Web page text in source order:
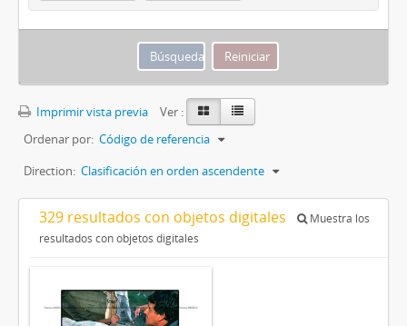
Imprimir vista previa
Ver :
Ordenar por: Código de referencia
Direction: Clasificación en orden ascendente
329 resultados con objetos digitales
Muestra los
resultados con objetos digitales